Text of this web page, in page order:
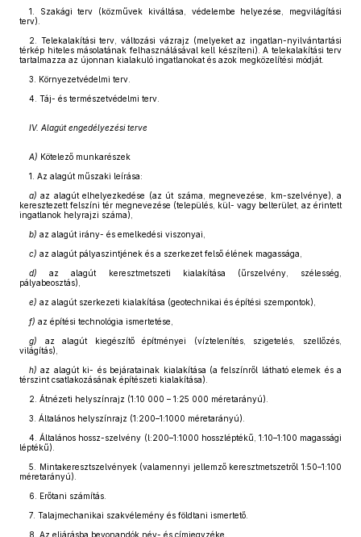
1. Szakági terv (közművek kiváltása, védelembe helyezése, megvilágítási
terv).
2. Telekalakítási terv, változási vázrajz (melyeket az ingatlan-nyilvántartási
térkép hiteles másolatának felhasználásával kell készíteni). A telekalakítási terv
tartalmazza az újonnan kialakuló ingatlanokat és azok megközelítési módját.
3. Környezetvédelmi terv.
4. Táj- és természetvédelmi terv.
IV. Alagút engedélyezési terve
A) Kötelező munkarészek
1. Az alagút műszaki leírása:
a) az alagút elhelyezkedése (az út száma, megnevezése, km-szelvénye), a
keresztezett felszíni tér megnevezése (település, kül- vagy belterület, az érintett
ingatlanok helyrajzi száma),
b) az alagút irány- és emelkedési viszonyai,
c) az alagút pályaszintjének és a szerkezet felső élének magassága,
d) az alagút keresztmetszeti kialakítása (űrszelvény, szélesség,
pályabeosztás),
e) az alagút szerkezeti kialakítása (geotechnikai és építési szempontok),
f) az építési technológia ismertetése,
g) az alagút kiegészítő építményei (víztelenítés, szigetelés, szellőzés,
világítás),
h) az alagút ki- és bejáratainak kialakítása (a felszínről látható elemek és a
térszint csatlakozásának építészeti kialakítása).
2. Átnézeti helyszínrajz (1:10 000 – 1:25 000 méretarányú).
3. Általános helyszínrajz (1:200–1:1000 méretarányú).
4. Általános hossz-szelvény (l:200–1:1000 hosszléptékű, 1:10–1:100 magassági
léptékű).
5. Mintakeresztszelvények (valamennyi jellemző keresztmetszetről 1:50–1:100
méretarányú).
6. Erőtani számítás.
7. Talajmechanikai szakvélemény és földtani ismertető.
8. Az eljárásba bevonandók név- és címjegyzéke.